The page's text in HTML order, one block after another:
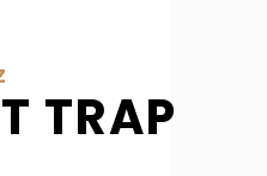
TRAP